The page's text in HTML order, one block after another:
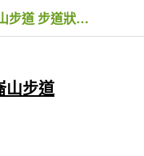
情人湖、大武崙砲台、大武崙山步道 步道狀況回報 2023-06-28 14:00
山步道